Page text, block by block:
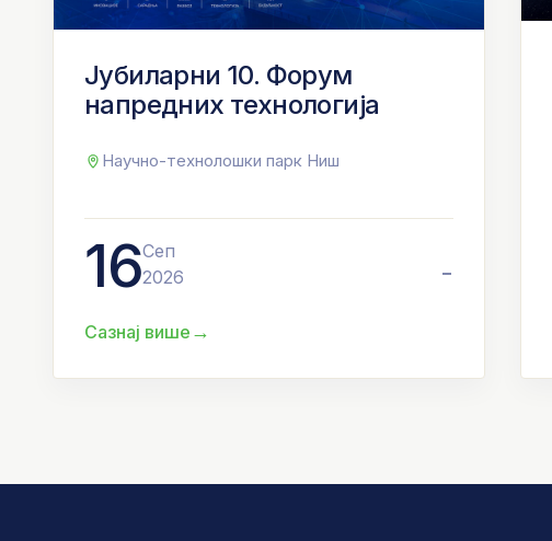
Јубиларни 10. Форум
напредних технологија
Научно-технолошки парк Ниш
16Сеп
2026
-
Сазнај више →